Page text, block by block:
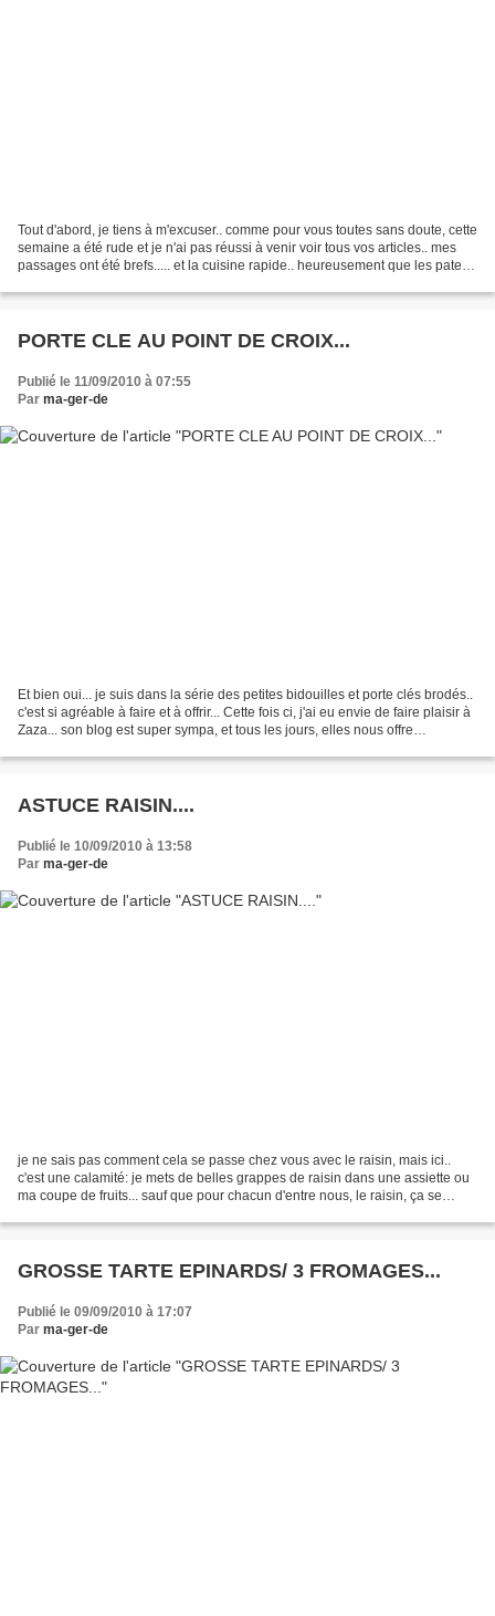
Tout d'abord, je tiens à m'excuser.. comme pour vous toutes sans doute, cette
semaine a été rude et je n'ai pas réussi à venir voir tous vos articles.. mes
passages ont été brefs..... et la cuisine rapide.. heureusement que les pates
PORTE CLE AU POINT DE CROIX...
Publié le 11/09/2010 à 07:55
Par ma-ger-de
Et bien oui... je suis dans la série des petites bidouilles et porte clés brodés..
c'est si agréable à faire et à offrir... Cette fois ci, j'ai eu envie de faire plaisir à
Zaza... son blog est super sympa, et tous les jours, elles nous offre
ASTUCE RAISIN....
Publié le 10/09/2010 à 13:58
Par ma-ger-de
je ne sais pas comment cela se passe chez vous avec le raisin, mais ici..
c'est une calamité: je mets de belles grappes de raisin dans une assiette ou
ma coupe de fruits... sauf que pour chacun d'entre nous, le raisin, ça se
GROSSE TARTE EPINARDS/ 3 FROMAGES...
Publié le 09/09/2010 à 17:07
Par ma-ger-de